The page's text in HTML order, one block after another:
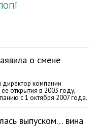
о смене
компании
открытия в 2003 году,
с 1 октября 2007 года.
выпуском… вина